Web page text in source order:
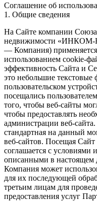
Соглашение об
1. Общие сведения
На Сайте компании
недвижимости
— Компания)
использованием cookie-
эффективность Сайта и
это небольшие
пользовательском
посещались
того, чтобы веб-сайты
чтобы предоставлять
администрации веб-
стандартная на данный
веб-сайтов. Посещая
соглашается с условиями
описанными в настоящем
Компания может
для их последующей
третьим лицам для
предоставления услуг